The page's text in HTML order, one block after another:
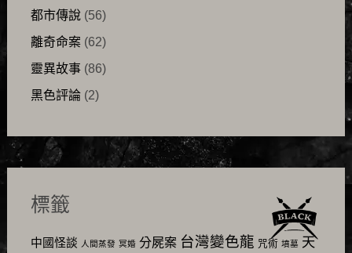
都市傳說(56)
離奇命案(62)
靈異故事(86)
黑色評論(2)
標籤
中國怪談 人間蒸發 冥婚 分屍案 台灣變色龍 咒術 墳墓 天